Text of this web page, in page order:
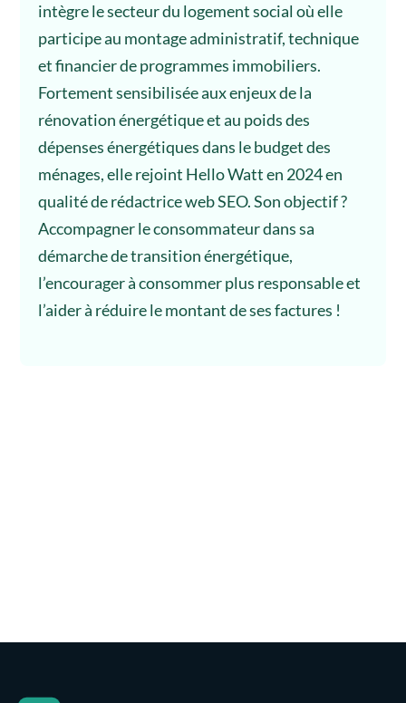
intègre le secteur du logement social où elle
participe au montage administratif, technique
et financier de programmes immobiliers.
Fortement sensibilisée aux enjeux de la
rénovation énergétique et au poids des
dépenses énergétiques dans le budget des
ménages, elle rejoint Hello Watt en 2024 en
qualité de rédactrice web SEO. Son objectif ?
Accompagner le consommateur dans sa
démarche de transition énergétique,
l’encourager à consommer plus responsable et
l’aider à réduire le montant de ses factures !